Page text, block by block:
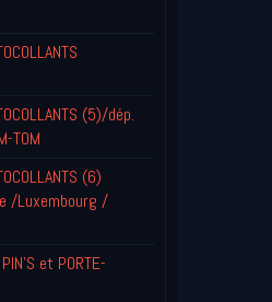
(5)/dép.
TOM
(6)
/Luxembourg /
et PORTE-